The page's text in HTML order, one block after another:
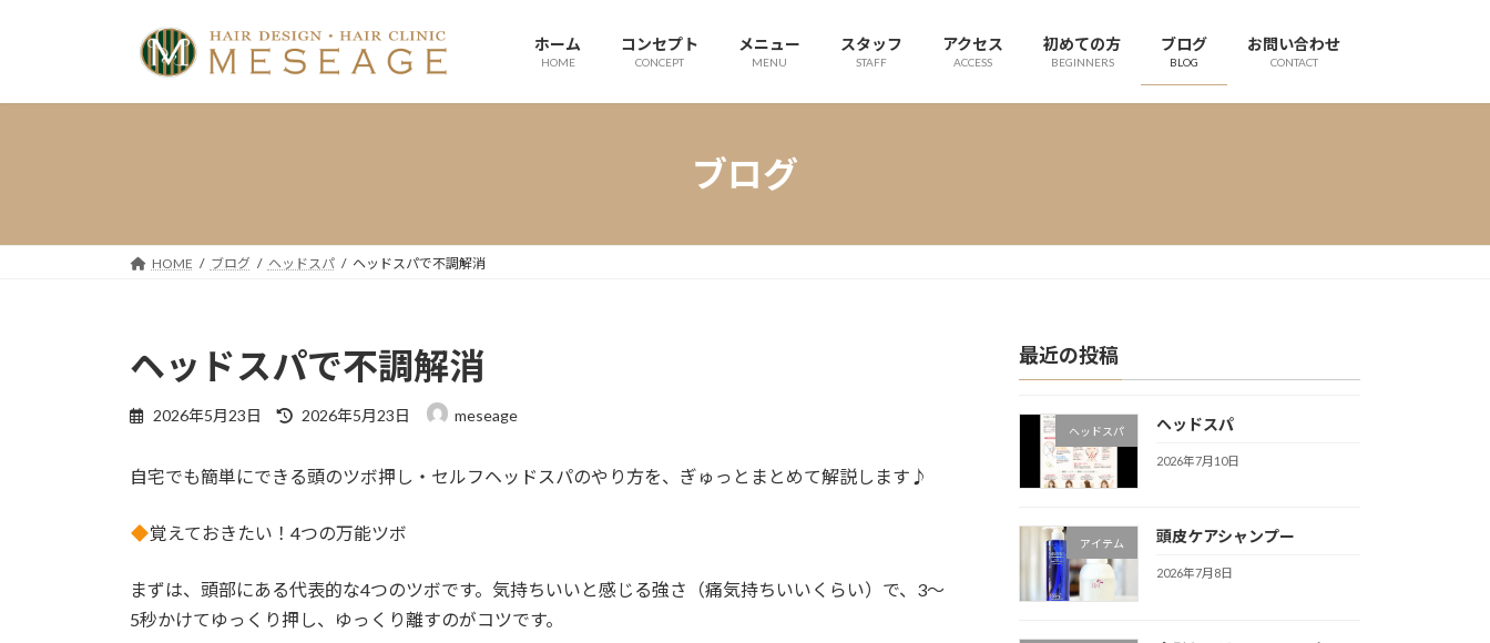
プ
動
ホーム
HOME
コンセプト
CONCEPT
メニュー
MENU
スタッフ
STAFF
アクセス
ACCESS
初めての方
BEGINNERS
ブログ
BLOG
お問い合わせ
CONTACT
ブログ
HOME ブログ ヘッドスパ ヘッドスパで不調解消
ヘッドスパで不調解消
2026年5月23日
最
新
2026年5月23日 meseage
自宅でも簡単にできる頭のツボ押し・セルフヘッドスパのやり方を、ぎゅっとまとめて解説します♪
覚えておきたい！4つの万能ツボ
まずは、頭部にある代表的な4つのツボです。気持ちいいと感じる強さ（痛気持ちいいくらい）で、3〜
5秒かけてゆっくり押し、ゆっくり離すのがコツです。
最近の投稿
ヘッドスパ ヘッドスパ
2026年7月10日
アイテム 頭皮ケアシャンプー
2026年7月8日